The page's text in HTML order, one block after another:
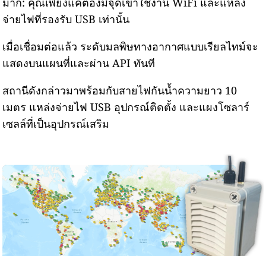
จ่ายไฟที่รองรับ USB เท่านั้น
เมื่อเชื่อมต่อแล้ว ระดับมลพิษทางอากาศแบบเรียลไทม์จะ
แสดงบนแผนที่และผ่าน API ทันที
สถานีดังกล่าวมาพร้อมกับสายไฟกันน้ำความยาว 10
เมตร แหล่งจ่ายไฟ USB อุปกรณ์ติดตั้ง และแผงโซลาร์
เซลล์ที่เป็นอุปกรณ์เสริม